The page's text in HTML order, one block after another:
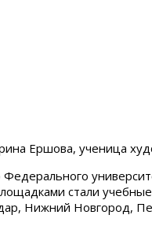
Ершова, ученица
стали учебные
Нижний Новгород,